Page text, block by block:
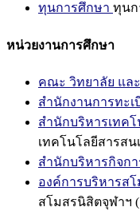
ทุนการศึกษา ทุนก
หน่วยงานการศึกษา
คณะ วิทยาลัย แล
สำนักงานการทะเ
สำนักบริหารเทค
เทคโนโลยีสารสน
สำนักบริหารกิจก
องค์การบริหารส
สโมสรนิสิตจุฬาฯ